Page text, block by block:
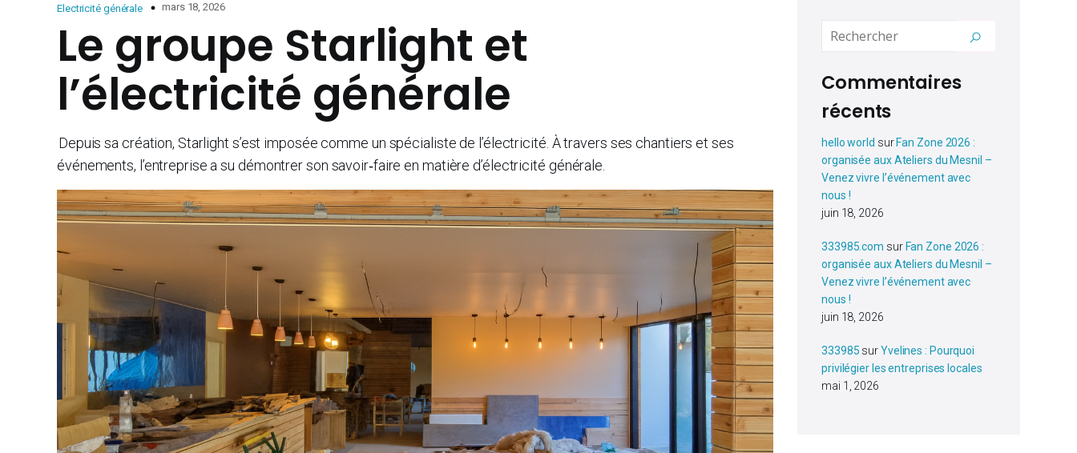
Electricité générale mars 18, 2026
Le groupe Starlight et
l’électricité générale
Depuis sa création, Starlight s’est imposée comme un spécialiste de l’électricité. À travers ses chantiers et ses
événements, l’entreprise a su démontrer son savoir‑faire en matière d’électricité générale.
Commentaires
récents
hello world sur Fan Zone 2026 :
organisée aux Ateliers du Mesnil –
Venez vivre l’événement avec
nous !
juin 18, 2026
333985.com sur Fan Zone 2026 :
organisée aux Ateliers du Mesnil –
Venez vivre l’événement avec
nous !
juin 18, 2026
333985 surYvelines : Pourquoi
privilégier les entreprises locales
mai 1, 2026